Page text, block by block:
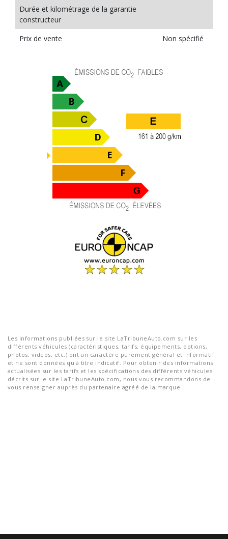
Durée et kilométrage de la garantie
constructeur
Prix de vente
Non spécifié
Les informations publiées sur le site LaTribuneAuto.com sur les
différents véhicules (caractéristiques, tarifs, équipements, options,
photos, vidéos, etc.) ont un caractère purement général et informatif
et ne sont données qu'à titre indicatif. Pour obtenir des informations
actualisées sur les tarifs et les spécifications des différents véhicules
décrits sur le site LaTribuneAuto.com, nous vous recommandons de
vous renseigner auprès du partenaire agréé de la marque.